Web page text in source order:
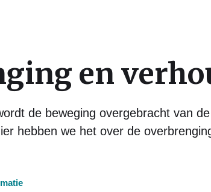
en
de beweging overgebracht van de
hebben we het over de